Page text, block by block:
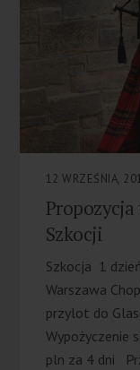
12 WRZEŚNIA,
Szkocji
Szkocja 1
Warszawa
przylot do
Wypożyczenie
pln za 4 dni